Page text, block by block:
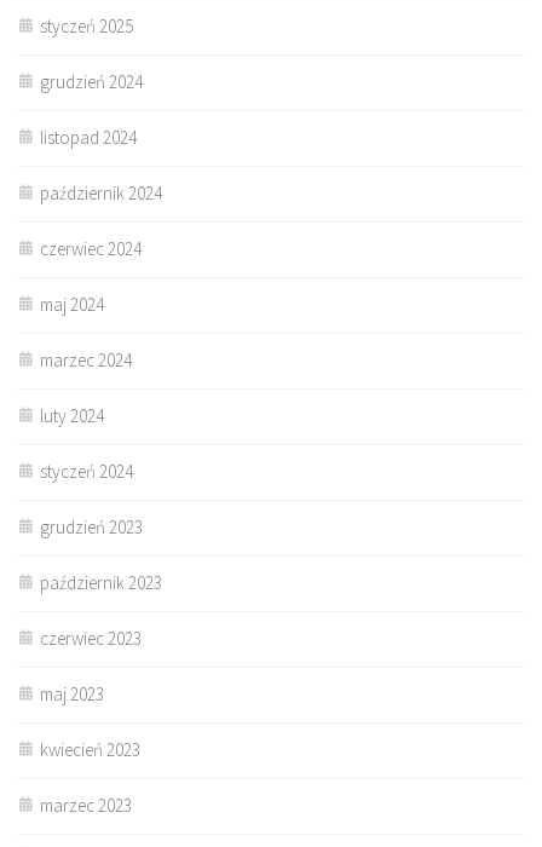
styczeń 2025
grudzień 2024
listopad 2024
październik 2024
czerwiec 2024
maj 2024
marzec 2024
luty 2024
styczeń 2024
grudzień 2023
październik 2023
czerwiec 2023
maj 2023
kwiecień 2023
marzec 2023